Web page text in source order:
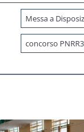
Messa a
concorso PNRR3